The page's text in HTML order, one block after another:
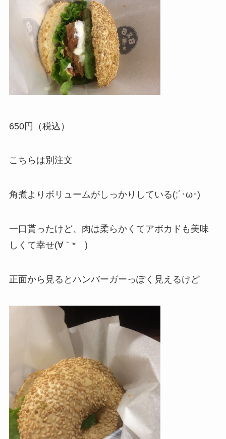
650円（税込）
こちらは別注文
角煮よりボリュームがしっかりしている(;´･ω･)
一口貰ったけど、肉は柔らかくてアボカドも美味
しくて幸せ(∀｀*ゞ)
正面から見るとハンバーガーっぽく見えるけど